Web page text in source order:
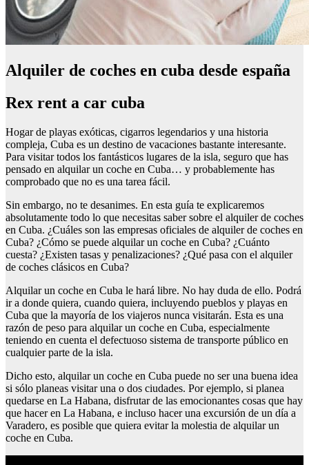
Alquiler de coches en cuba desde españa
Rex rent a car cuba
Hogar de playas exóticas, cigarros legendarios y una historia
compleja, Cuba es un destino de vacaciones bastante interesante.
Para visitar todos los fantásticos lugares de la isla, seguro que has
pensado en alquilar un coche en Cuba… y probablemente has
comprobado que no es una tarea fácil.
Sin embargo, no te desanimes. En esta guía te explicaremos
absolutamente todo lo que necesitas saber sobre el alquiler de coches
en Cuba. ¿Cuáles son las empresas oficiales de alquiler de coches en
Cuba? ¿Cómo se puede alquilar un coche en Cuba? ¿Cuánto
cuesta? ¿Existen tasas y penalizaciones? ¿Qué pasa con el alquiler
de coches clásicos en Cuba?
Alquilar un coche en Cuba le hará libre. No hay duda de ello. Podrá
ir a donde quiera, cuando quiera, incluyendo pueblos y playas en
Cuba que la mayoría de los viajeros nunca visitarán. Esta es una
razón de peso para alquilar un coche en Cuba, especialmente
teniendo en cuenta el defectuoso sistema de transporte público en
cualquier parte de la isla.
Dicho esto, alquilar un coche en Cuba puede no ser una buena idea
si sólo planeas visitar una o dos ciudades. Por ejemplo, si planea
quedarse en La Habana, disfrutar de las emocionantes cosas que hay
que hacer en La Habana, e incluso hacer una excursión de un día a
Varadero, es posible que quiera evitar la molestia de alquilar un
coche en Cuba.